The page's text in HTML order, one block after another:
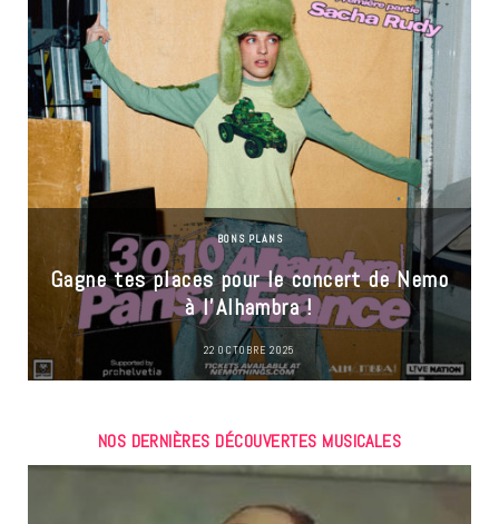
BONS PLANS
Gagne tes places pour le concert de Nemo
à l’Alhambra !
22 OCTOBRE 2025
NOS DERNIÈRES DÉCOUVERTES MUSICALES